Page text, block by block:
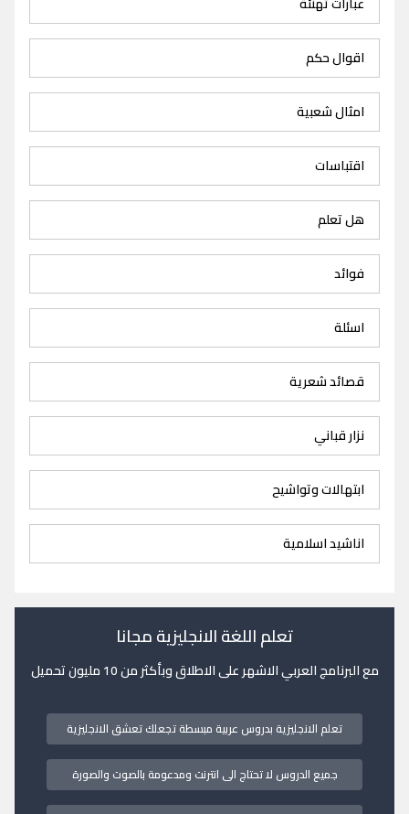
اقوال حكم
امثال شعبية
اقتباسات
هل تعلم
فوائد
اسئلة
قصائد شعرية
نزار قباني
ابتهالات وتواشيح
اناشيد اسلامية
تعلم اللغة الانجليزية مجانا
مع البرنامج العربي الاشهر على الاطلاق وبأكثر من 10 مليون تحميل
تعلم الانجليزية بدروس عربية مبسطة تجعلك تعشق الانجليزية
جميع الدروس لا تحتاج الى انترنت ومدعومة بالصوت والصورة